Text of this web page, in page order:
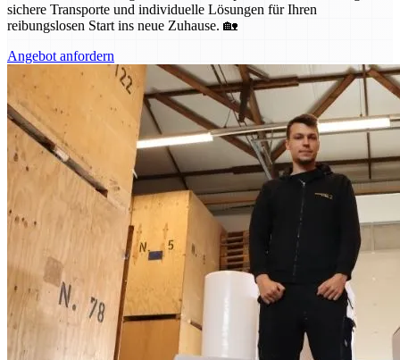
sichere Transporte und individuelle Lösungen für Ihren
reibungslosen Start ins neue Zuhause. 🏡
Angebot anfordern